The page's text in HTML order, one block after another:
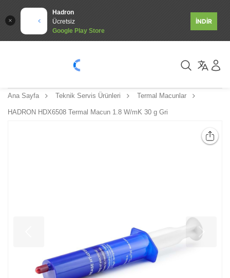
Hadron
Ücretsiz
Google Play Store
İNDİR
Ana Sayfa Teknik Servis Ürünleri Termal Macunlar
HADRON HDX6508 Termal Macun 1.8 W/mK 30 g Gri